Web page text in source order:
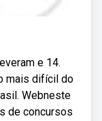
e 14.
mais difícil do
Webneste
de concursos